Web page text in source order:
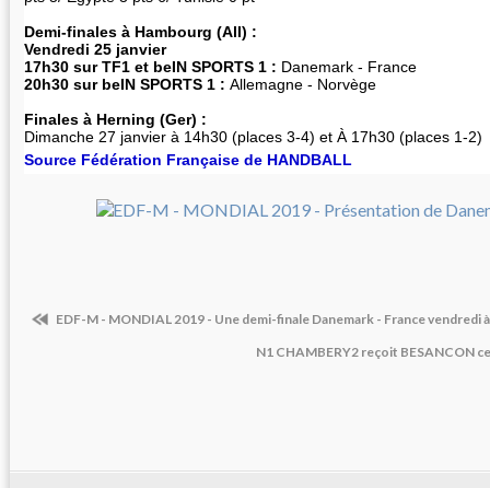
Demi-finales à Hambourg (All) :
Vendredi 25 janvier
17h30 sur TF1 et beIN SPORTS 1 : Danemark - France
20h30 sur beIN SPORTS 1 : Allemagne - Norvège
Finales à Herning (Ger) :
Dimanche 27 janvier à 14h30 (places 3-4) et À 17h30 (places 1-2)
Source Fédération Française de HANDBALL
EDF-M - MONDIAL 2019 - Une demi-finale Danemark - France vendredi
N1 CHAMBERY2 reçoit BESANCON